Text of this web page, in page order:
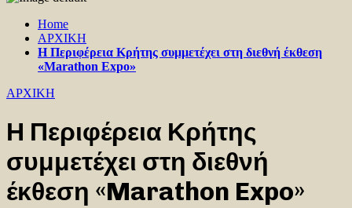
Home
ΑΡΧΙΚΗ
Η Περιφέρεια Κρήτης συμμετέχει στη διεθνή έκθεση
«Marathon Expo»
ΑΡΧΙΚΗ
Η Περιφέρεια Κρήτης
συμμετέχει στη διεθνή
έκθεση «Marathon Expo»